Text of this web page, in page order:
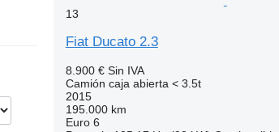
13
Fiat Ducato 2.3
8.900 € Sin IVA
Camión caja abierta < 3.5t
2015
195.000 km
Euro 6